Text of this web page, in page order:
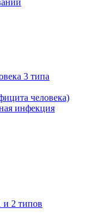
3 типа
человека)
инфекция
и 2 типов